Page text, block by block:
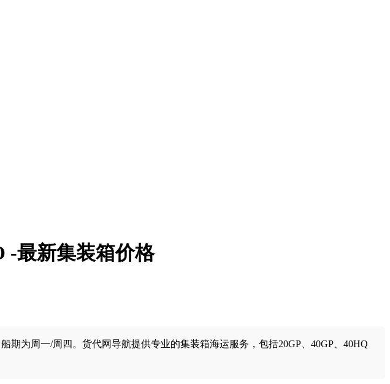
-最新集装箱价格
为周一/周四。货代网导航提供专业的集装箱海运服务，包括20GP、40GP、40HQ